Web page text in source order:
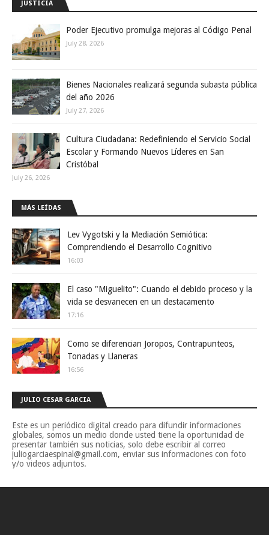
JUSTICIA
Poder Ejecutivo promulga mejoras al Código Penal
July 28, 2026
Bienes Nacionales realizará segunda subasta pública
del año 2026
July 27, 2026
Cultura Ciudadana: Redefiniendo el Servicio Social
Escolar y Formando Nuevos Líderes en San
Cristóbal
July 26, 2026
MÁS LEÍDAS
Lev Vygotski y la Mediación Semiótica:
Comprendiendo el Desarrollo Cognitivo
16:03
El caso "Miguelito": Cuando el debido proceso y la
vida se desvanecen en un destacamento
17:16
Como se diferencian Joropos, Contrapunteos,
Tonadas y Llaneras
16:56
JULIO CESAR GARCIA
Este es un periódico digital creado para difundir informaciones
globales, somos un medio donde usted tiene la oportunidad de
presentar también sus noticias, solo debe escribir al correo
juliogarciaespinal@gmail.com, enviar sus informaciones con foto
y/o videos adjuntos.